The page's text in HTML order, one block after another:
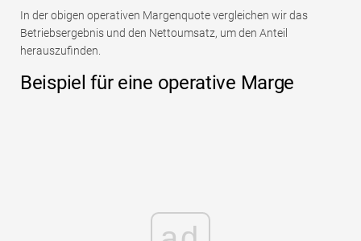
In der obigen operativen Margenquote vergleichen wir das
Betriebsergebnis und den Nettoumsatz, um den Anteil
herauszufinden.
Beispiel für eine operative Marge